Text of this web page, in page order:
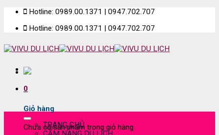
Skip
content
Hotline: 0989.00.1371 | 0947.702.707
Hotline: 0989.00.1371 | 0947.702.707
0
Giỏ hàng
Chưa có sản phẩm trong giỏ hàng.
TRANG CHỦ